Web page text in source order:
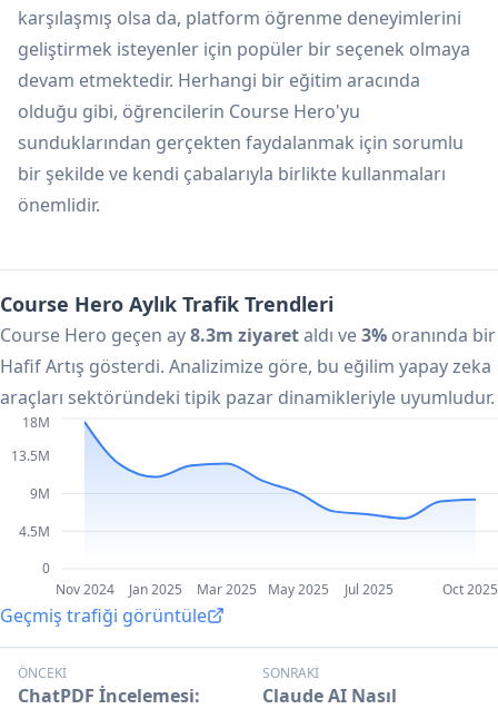
karşılaşmış olsa da, platform öğrenme deneyimlerini
geliştirmek isteyenler için popüler bir seçenek olmaya
devam etmektedir. Herhangi bir eğitim aracında
olduğu gibi, öğrencilerin Course Hero'yu
sunduklarından gerçekten faydalanmak için sorumlu
bir şekilde ve kendi çabalarıyla birlikte kullanmaları
önemlidir.
Course Hero Aylık Trafik Trendleri
Course Hero geçen ay8.3m ziyaretaldı ve3% oranında bir
Hafif Artış gösterdi. Analizimize göre, bu eğilim yapay zeka
araçları sektöründeki tipik pazar dinamikleriyle uyumludur.
Nov 2024 Jan 2025 Mar 2025 May 2025 Jul 2025 Oct 2025
0
4.5M
9M
13.5M
18M
Geçmiş trafiği görüntüle
ÖNCEKİ
ChatPDF İncelemesi:
SONRAKİ
Claude AI Nasıl